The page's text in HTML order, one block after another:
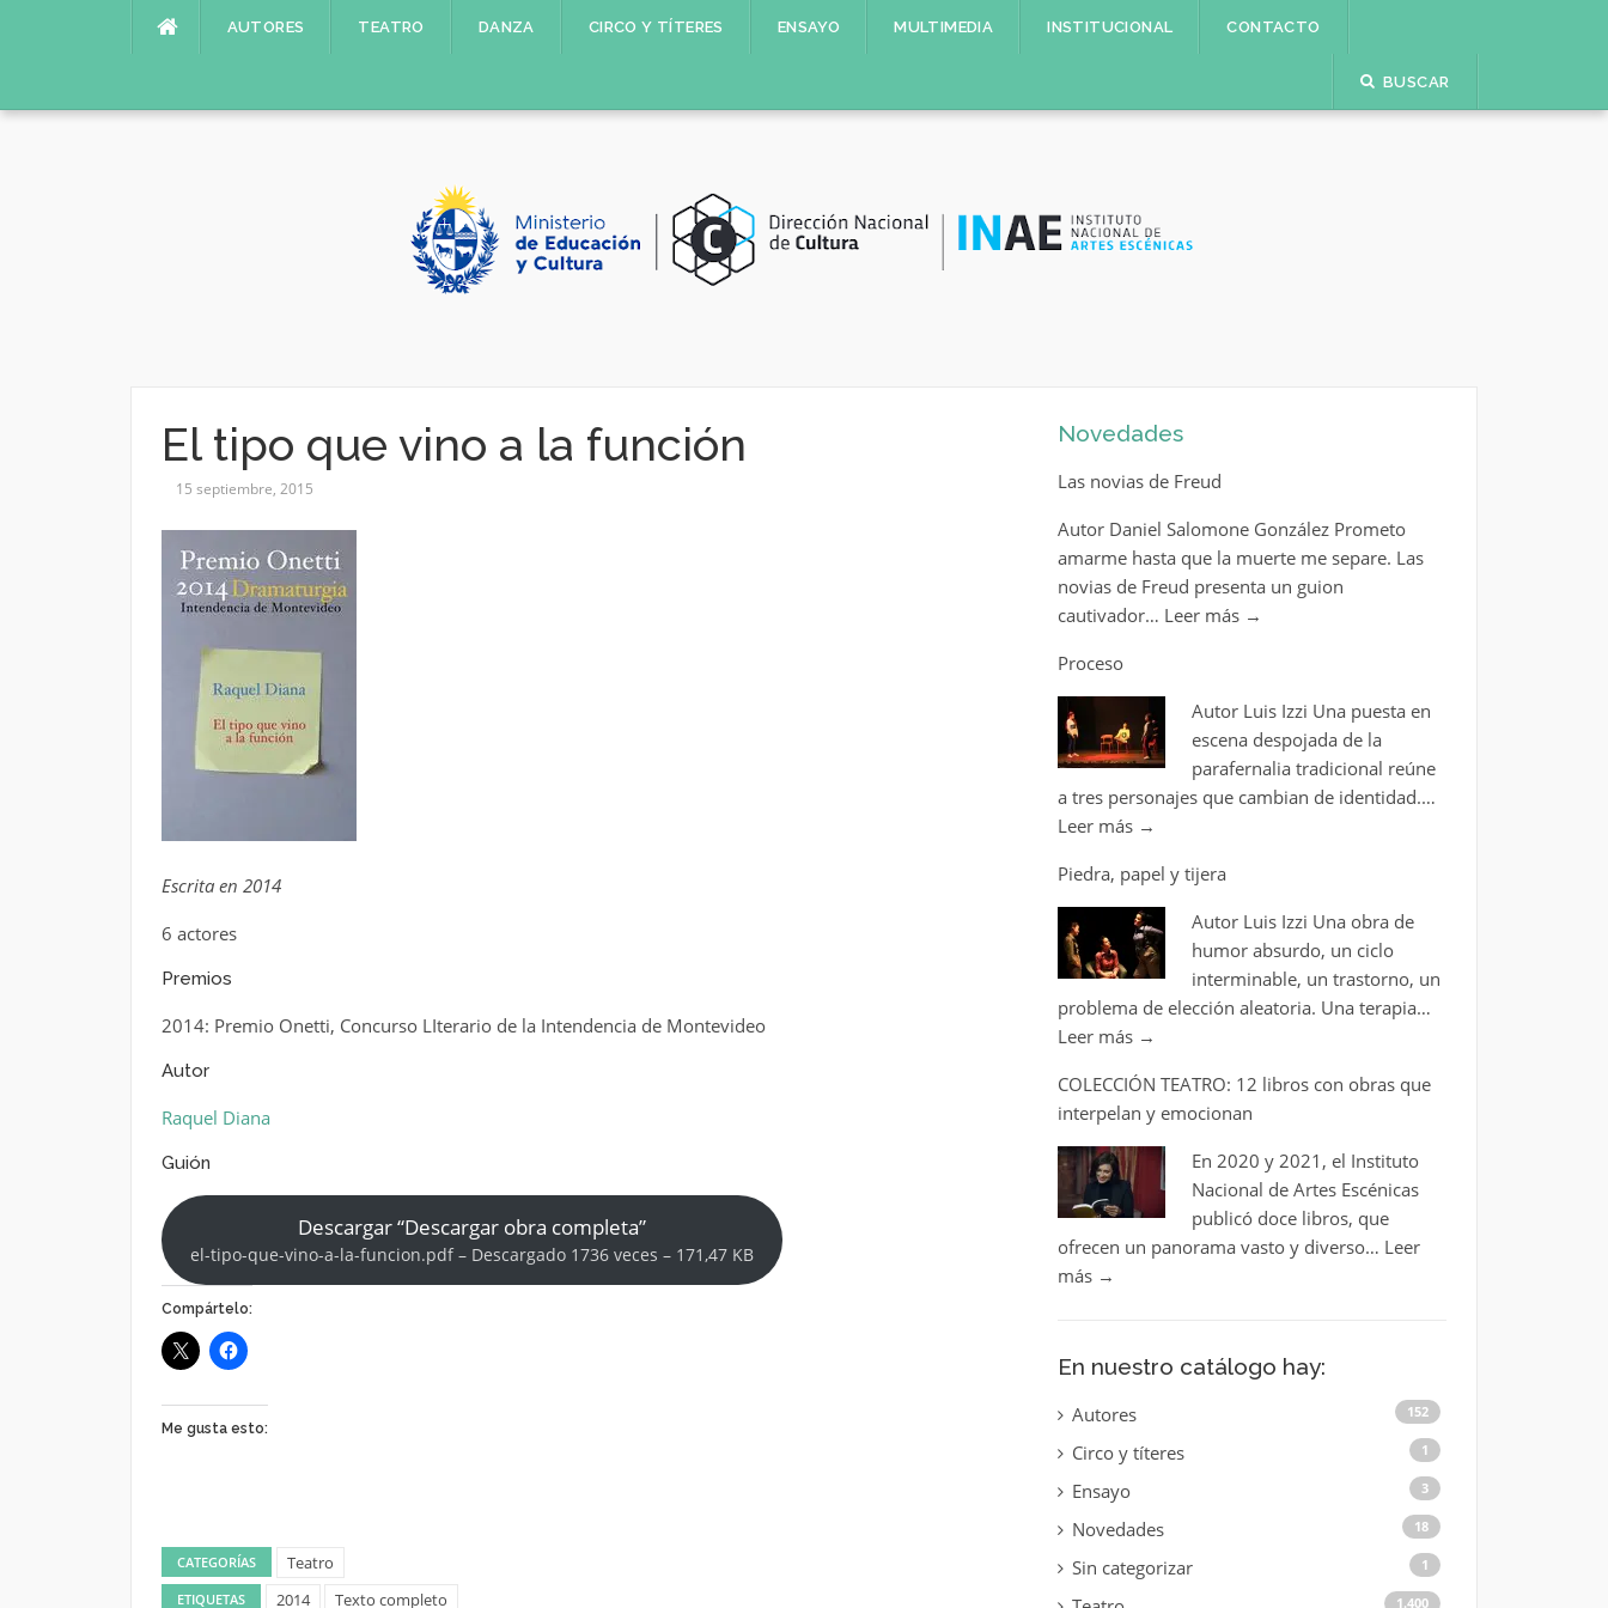
AUTORES TEATRO DANZA CIRCO Y TÍTERES ENSAYO MULTIMEDIA INSTITUCIONAL CONTACTO
BUSCAR
El tipo que vino a la función
15 septiembre, 2015
Escrita en 2014
6 actores
Premios
2014: Premio Onetti, Concurso LIterario de la Intendencia de Montevideo
Autor
Raquel Diana
Guión
Descargar “Descargar obra completa”
el-tipo-que-vino-a-la-funcion.pdf – Descargado 1736 veces – 171,47 KB
Compártelo:
Me gusta esto:
CATEGORÍAS Teatro
ETIQUETAS 2014 Texto completo
Novedades
Las novias de Freud
Autor Daniel Salomone González Prometo
amarme hasta que la muerte me separe. Las
novias de Freud presenta un guion
cautivador… Leer más →
Proceso
Autor Luis Izzi Una puesta en
escena despojada de la
parafernalia tradicional reúne
a tres personajes que cambian de identidad.…
Leer más →
Piedra, papel y tijera
Autor Luis Izzi Una obra de
humor absurdo, un ciclo
interminable, un trastorno, un
problema de elección aleatoria. Una terapia…
Leer más →
COLECCIÓN TEATRO: 12 libros con obras que
interpelan y emocionan
En 2020 y 2021, el Instituto
Nacional de Artes Escénicas
publicó doce libros, que
ofrecen un panorama vasto y diverso… Leer
más →
En nuestro catálogo hay:
Autores 152
Circo y títeres 1
Ensayo 3
Novedades 18
Sin categorizar 1
1.400